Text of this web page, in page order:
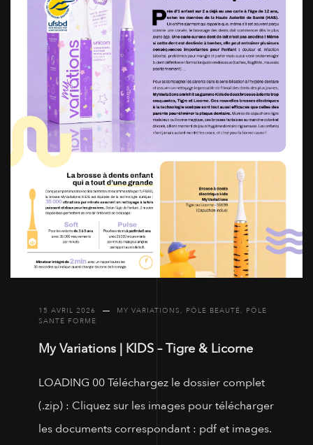
15 AVRIL 2026 MY VARIATIONS, PÔLE BEAUTÉ, PÔLE
SANTÉ FORME
My Variations | KIDS – Tigre & Licorne
LOADING 00 Téléchargez le dossier complet
(.zip) : Cliquez sur les images pour télécharger
les documents correspondant : pdf et images.